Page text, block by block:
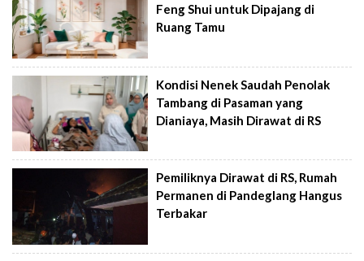
Feng Shui untuk Dipajang di
Ruang Tamu
Kondisi Nenek Saudah Penolak
Tambang di Pasaman yang
Dianiaya, Masih Dirawat di RS
Pemiliknya Dirawat di RS, Rumah
Permanen di Pandeglang Hangus
Terbakar